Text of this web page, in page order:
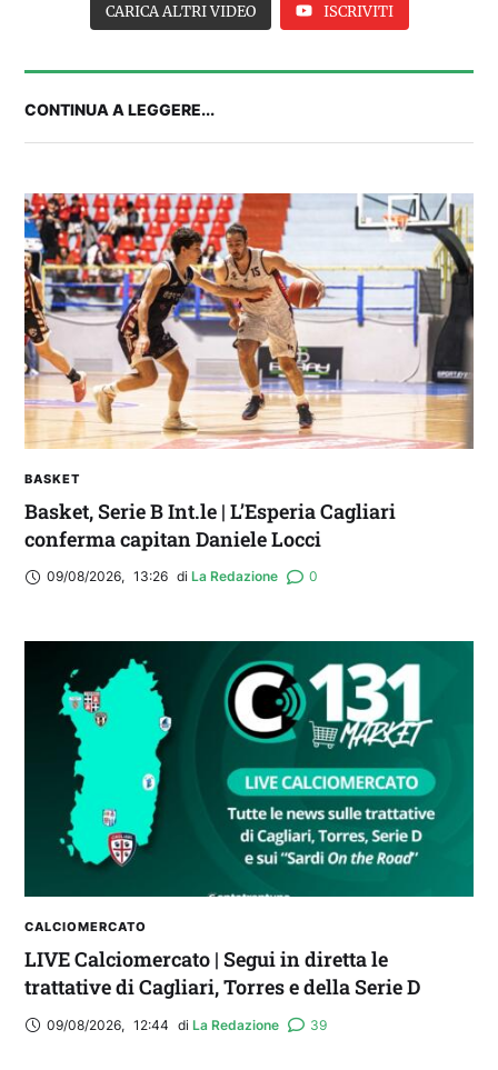
2° TROFEO RIVA | IL POST-PARTITA: commenta
con noi il match tra Cagliari e Nizza
CARICA ALTRI VIDEO ISCRIVITI
CONTINUA A LEGGERE...
BASKET
Basket, Serie B Int.le | L’Esperia Cagliari
conferma capitan Daniele Locci
09/08/2026, 13:26 di La Redazione 0
CALCIOMERCATO
LIVE Calciomercato | Segui in diretta le
trattative di Cagliari, Torres e della Serie D
09/08/2026, 12:44 di La Redazione 39